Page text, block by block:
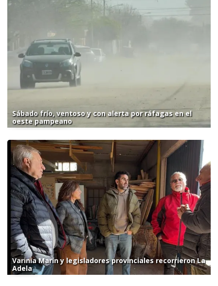
Sábado frío, ventoso y con alerta por ráfagas en el
oeste pampeano
Varinia Marín y legisladores provinciales recorrieron La
Adela